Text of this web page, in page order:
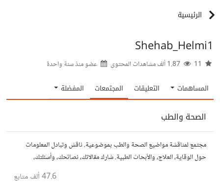
الرئيسية
Shehab_Helmi1
عضو منذسنة واحدة
المساهمات التعليقات المجتمعات المفضلة
الصحة والطب
مجتمع لمناقشة مواضيع الصحة والطب بموضوعية. ناقش وتبادل المعلومات
حول الوقاية، العلاج، والأبحاث الطبية. شارك مقالاتك، نصائحك، وأسئلتك،
47.6 ألف متابع